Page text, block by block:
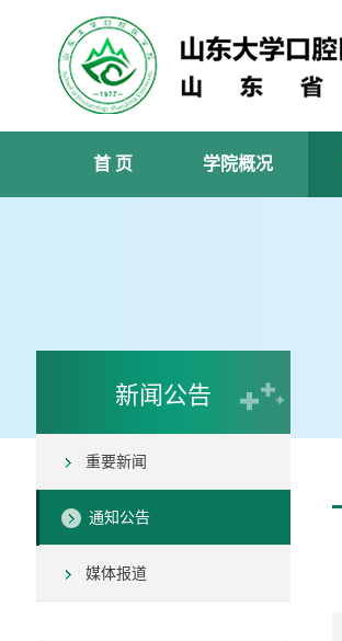
首 页 学院概况
新闻公告
重要新闻
通知公告
媒体报道